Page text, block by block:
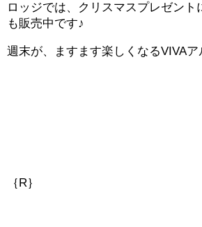
ロッジでは、クリスマスプレゼント
も販売中です♪
週末が、ますます楽しくなるVIVA
｛R｝